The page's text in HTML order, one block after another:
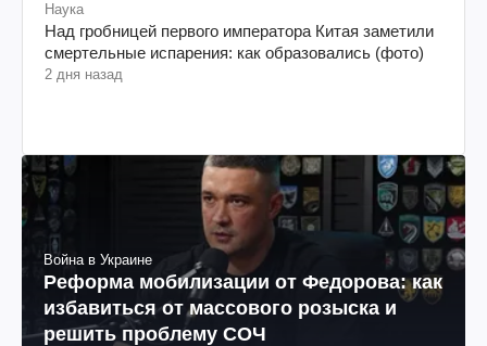
Наука
Над гробницей первого императора Китая заметили
смертельные испарения: как образовались (фото)
2 дня назад
Война в Украине
Реформа мобилизации от Федорова: как
избавиться от массового розыска и
решить проблему СОЧ